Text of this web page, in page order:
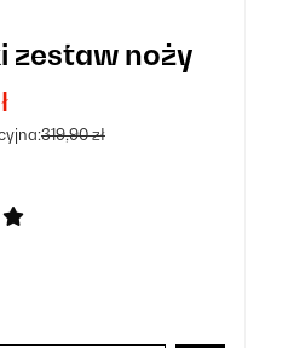
zestaw noży
319,90 zł